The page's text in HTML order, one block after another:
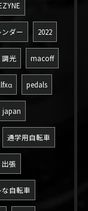
ダー 2022
調光 macoff
pedals
japan
通学用自転車
出張
自転車